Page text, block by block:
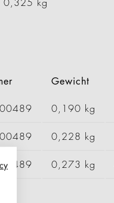
0,325 kg
Gewicht
0,190 kg
0,228 kg
0,273 kg